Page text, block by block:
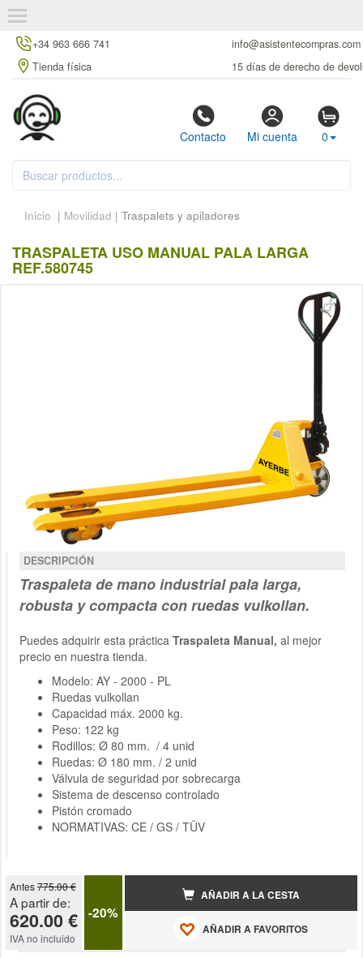
+34 963 666 741
info@asistentecompras.com
Tienda física
15 días de derecho de
Contacto Mi cuenta 0
Inicio | Movilidad | Traspalets y apiladores
TRASPALETA USO MANUAL PALA LARGA
REF.580745
DESCRIPCIÓN
Traspaleta de manoindustrial pala larga,
robusta y compactacon ruedas vulkollan.
Puedes adquirir esta práctica Traspaleta Manual, al mejor
precio en nuestra tienda.
Modelo: AY - 2000 - PL
Ruedas vulkollan
Capacidad máx. 2000 kg.
Peso: 122 kg
Rodillos: Ø 80 mm. / 4 unid
Ruedas: Ø 180 mm. / 2 unid
Válvula de seguridad por sobrecarga
Sistema de descenso controlado
Pistón cromado
NORMATIVAS: CE / GS / TÜV
Antes775.00 €
A partir de:
620.00 €
IVA no incluido
-20%
AÑADIR A LA CESTA
AÑADIR A FAVORITOS